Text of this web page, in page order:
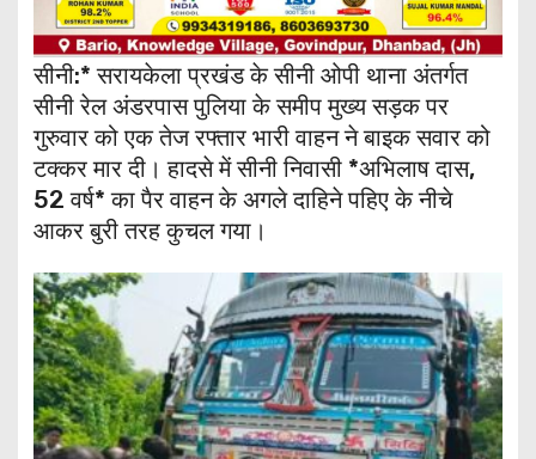
सीनी:* सरायकेला प्रखंड के सीनी ओपी थाना अंतर्गत
सीनी रेल अंडरपास पुलिया के समीप मुख्य सड़क पर
गुरुवार को एक तेज रफ्तार भारी वाहन ने बाइक सवार को
टक्कर मार दी। हादसे में सीनी निवासी *अभिलाष दास,
52 वर्ष* का पैर वाहन के अगले दाहिने पहिए के नीचे
आकर बुरी तरह कुचल गया।